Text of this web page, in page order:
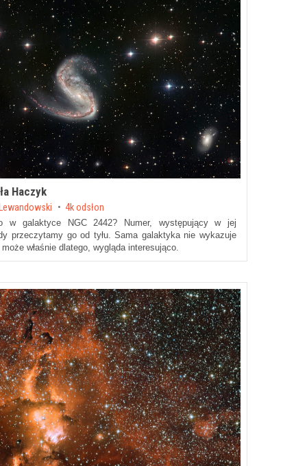
Haczyk
4k odsłon
w galaktyce NGC 2442? Numer, występujący w jej
przeczytamy go od tyłu. Sama galaktyka nie wykazuje
właśnie dlatego, wygląda interesująco.